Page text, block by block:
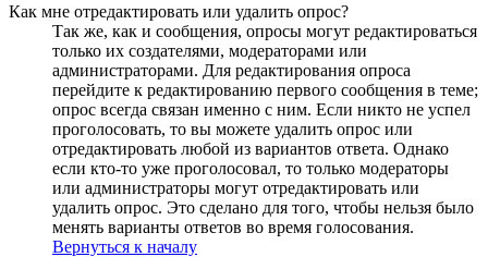
Как мне отредактировать или удалить опрос?
Так же, как и сообщения, опросы могут редактироваться
только их создателями, модераторами или
администраторами. Для редактирования опроса
перейдите к редактированию первого сообщения в теме;
опрос всегда связан именно с ним. Если никто не успел
проголосовать, то вы можете удалить опрос или
отредактировать любой из вариантов ответа. Однако
если кто-то уже проголосовал, то только модераторы
или администраторы могут отредактировать или
удалить опрос. Это сделано для того, чтобы нельзя было
менять варианты ответов во время голосования.
Вернуться к началу